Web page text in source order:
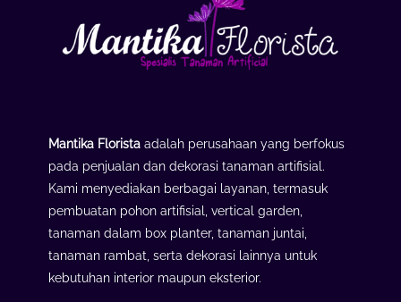
Mantika Florista adalah perusahaan yang berfokus
pada penjualan dan dekorasi tanaman artifisial.
Kami menyediakan berbagai layanan, termasuk
pembuatan pohon artifisial, vertical garden,
tanaman dalam box planter, tanaman juntai,
tanaman rambat, serta dekorasi lainnya untuk
kebutuhan interior maupun eksterior.